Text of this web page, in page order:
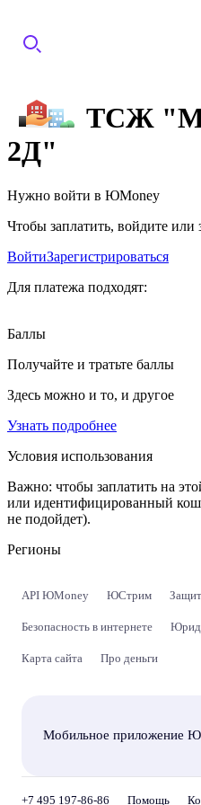
ТСЖ
2Д"
Нужно войти в ЮMoney
Чтобы заплатить, войдите
ВойтиЗарегистрироваться
Для платежа подходят:
Баллы
Получайте и тратьте баллы
Здесь можно и то, и другое
Узнать подробнее
Условия использования
Важно: чтобы заплатить на
или идентифицированный
не подойдет).
Регионы
API ЮMoney ЮСтрим
Безопасность в интернете
Карта сайта Про деньги
Мобильное приложение
+7 495 197-86-86 Помощь